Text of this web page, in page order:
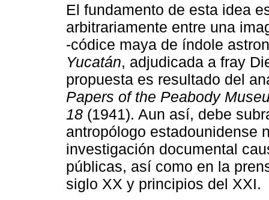
El fundamento de esta idea
arbitrariamente entre una
-códice maya de índole
Yucatán, adjudicada a fray
propuesta es resultado del
Papers of the Peabody
18 (1941). Aun así, debe
antropólogo estadounidense
investigación documental
públicas, así como en la
siglo XX y principios del XXI.